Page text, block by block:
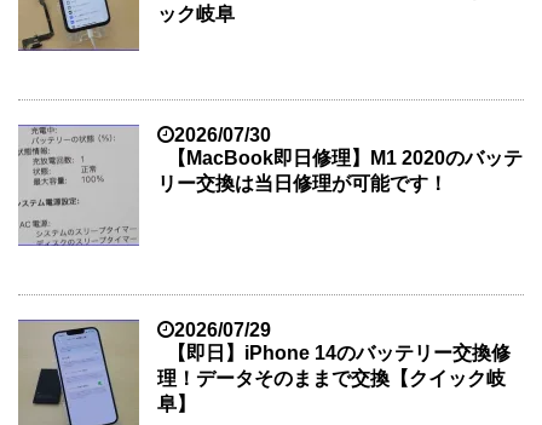
ック岐阜
2026/07/30
【MacBook即日修理】M1 2020のバッテ
リー交換は当日修理が可能です！
2026/07/29
【即日】iPhone 14のバッテリー交換修
理！データそのままで交換【クイック岐
阜】